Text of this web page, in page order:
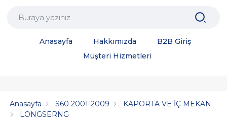
Anasayfa Hakkımızda
B2B Giriş
Müşteri Hizmetleri
Anasayfa S60 2001-2009
KAPORTA VE İÇ MEKAN
LONGSERNG